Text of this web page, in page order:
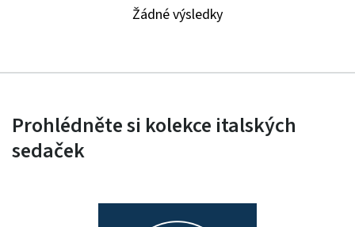
Žádné výsledky
Prohlédněte si kolekce italských
sedaček